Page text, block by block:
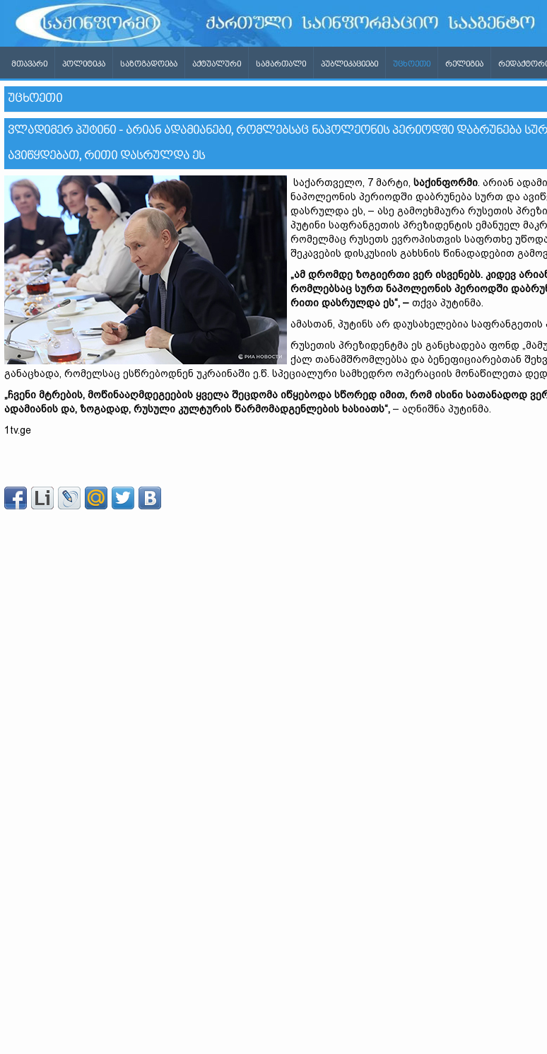
ᲛᲗᲐᲕᲐᲠᲘ ᲞᲝᲚᲘᲢᲘᲙᲐ ᲡᲐᲖᲝᲒᲐᲓᲝᲔᲑᲐ ᲐᲥᲢᲣᲐᲚᲣᲠᲘ ᲡᲐᲛᲐᲠᲗᲐᲚᲘ ᲞᲣᲑᲚᲘᲙᲐᲪᲘᲔᲑᲘ ᲣᲪᲮᲝᲔᲗᲘ ᲠᲔᲚᲘᲒᲘᲐ
ᲣᲪᲮᲝᲔᲗᲘ
ᲕᲚᲐᲓᲘᲛᲔᲠ ᲞᲣᲢᲘᲜᲘ - ᲐᲠᲘᲐᲜ ᲐᲓᲐᲛᲘᲐᲜᲔᲑᲘ, ᲠᲝᲛᲚᲔᲑᲡᲐᲪ ᲜᲐᲞᲝᲚᲔᲝᲜᲘᲡ ᲞᲔᲠᲘᲝᲓᲨᲘ ᲓᲐᲑᲠᲣᲜᲔᲑᲐ
ᲐᲕᲘᲬᲧᲓᲔᲑᲐᲗ, ᲠᲘᲗᲘ ᲓᲐᲡᲠᲣᲚᲓᲐ ᲔᲡ
საქართველო, 7 მარტი, საქინფორმი. არიან
ნაპოლეონის პერიოდში დაბრუნება სურთ და
დასრულდა ეს, – ასე გამოეხმაურა რუსეთის
პუტინი საფრანგეთის პრეზიდენტის ემანუელ
რომელმაც რუსეთს ევროპისთვის საფრთხე
შეკავების დისკუსიის გახსნის წინადადებით
„ამ დრომდე ზოგიერთი ვერ ისვენებს. კიდევ
რომლებსაც სურთ ნაპოლეონის პერიოდში
რითი დასრულდა ეს“, – თქვა პუტინმა.
ამასთან, პუტინს არ დაუსახელებია საფრანგეთის
რუსეთის პრეზიდენტმა ეს განცხადება ფონდ
ქალ თანამშრომლებსა და ბენეფიციარებთან
განაცხადა, რომელსაც ესწრებოდნენ უკრაინაში ე.წ. სპეციალური სამხედრო ოპერაციის მონაწილეთა
„ჩვენი მტრების, მოწინააღმდეგეების ყველა შეცდომა იწყებოდა სწორედ იმით, რომ ისინი სათანადოდ
ადამიანის და, ზოგადად, რუსული კულტურის წარმომადგენლების ხასიათს“, – აღნიშნა პუტინმა.
1tv.ge